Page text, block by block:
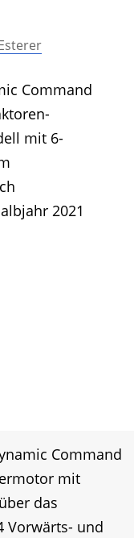
Command
mit 6-
2021
Command
mit
das
Vorwärts- und